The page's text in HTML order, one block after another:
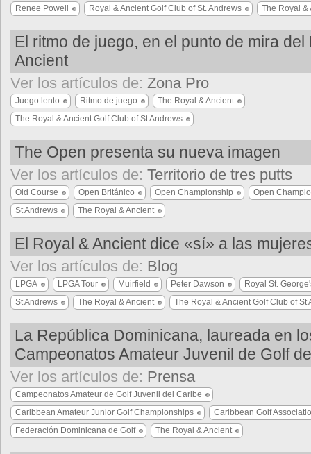
Renee Powell
Royal & Ancient Golf Club of St. Andrews The Royal &
El ritmo de juego, en el punto de mira del
Ancient
Ver los artículos de: Zona Pro
Juego lento Ritmo de juego
The Royal & Ancient
The Royal & Ancient Golf Club of St Andrews
The Open presenta su nueva imagen
Ver los artículos de: Territorio de tres putts
Old Course Open Británico Open Championship
Open
St Andrews
The Royal & Ancient
El Royal & Ancient dice «sí» a las
Ver los artículos de: Blog
LPGA LPGA Tour Muirfield Peter Dawson
Royal St.
St Andrews
The Royal & Ancient The Royal & Ancient Golf Club of St
La República Dominicana, laureada en
Campeonatos Amateur Juvenil de Golf
Ver los artículos de: Prensa
Campeonatos Amateur de Golf Juvenil del Caribe
Caribbean Amateur Junior Golf Championships
Caribbean Golf
Federación Dominicana de Golf
The Royal & Ancient